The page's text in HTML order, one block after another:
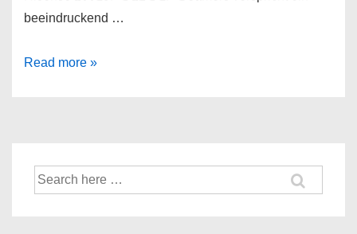
beeindruckend …
Hisense
Read more »
Suche